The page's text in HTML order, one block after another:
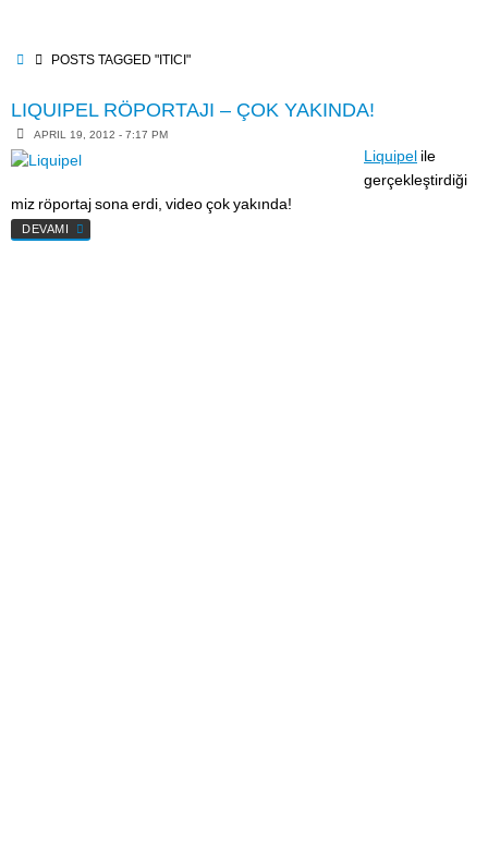
contentHOMEPOSTS TAGGED "ITICI"
LIQUIPEL RÖPORTAJI – ÇOK YAKINDA!
APRIL 19, 2012 - 7:17 PM
Liquipel ile
gerçekleştirdiği
miz röportaj sona erdi, video çok yakında!
DEVAMI